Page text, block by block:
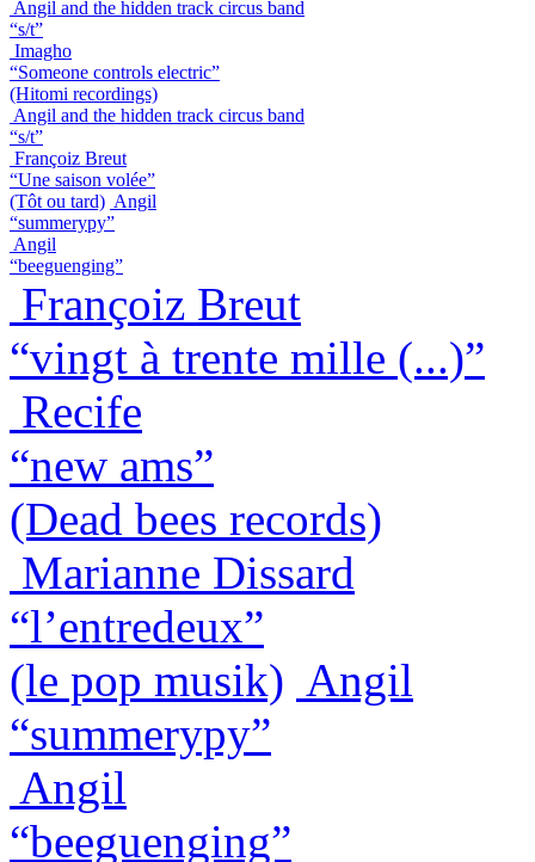
Angil and the hidden track circus band
“s/t”
Imagho
“Someone controls electric”
(Hitomi recordings)
Angil and the hidden track circus band
“s/t”
Françoiz Breut
“Une saison volée”
(Tôt ou tard) Angil
“summerypy”
Angil
“beeguenging”
Françoiz Breut
“vingt à trente mille (...)”
Recife
“new ams”
(Dead bees records)
Marianne Dissard
“l’entredeux”
(le pop musik) Angil
“summerypy”
Angil
“beeguenging”